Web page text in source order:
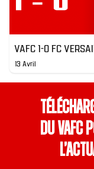
VAFC 1-0 FC
13 Avril
du